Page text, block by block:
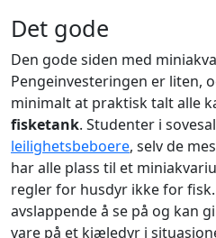
Det gode
Den gode siden med
Pengeinvesteringen er liten,
minimalt at praktisk talt alle
fisketank. Studenter i
leilighetsbeboere, selv de
har alle plass til et
regler for husdyr ikke for fisk.
avslappende å se på og kan
vare på et kjæledyr i